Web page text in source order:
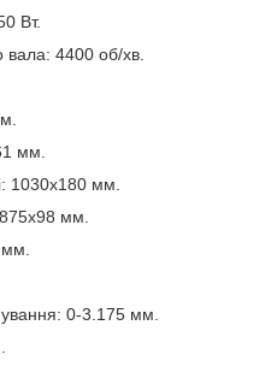
Вт.
вала: 4400 об/хв.
мм.
1030x180 мм.
мм.
0-3.175 мм.